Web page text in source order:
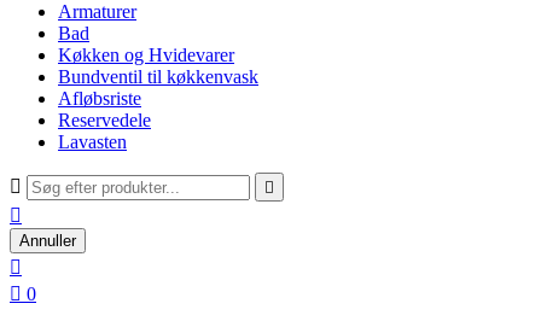
Armaturer
Bad
Køkken og Hvidevarer
Bundventil til køkkenvask
Afløbsriste
Reservedele
Lavasten
 

Annuller

 0